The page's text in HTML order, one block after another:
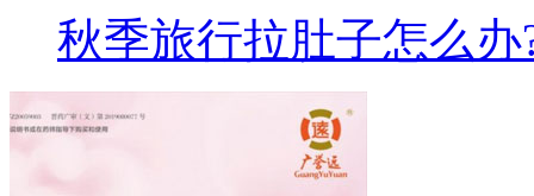
秋季旅行拉肚子怎么